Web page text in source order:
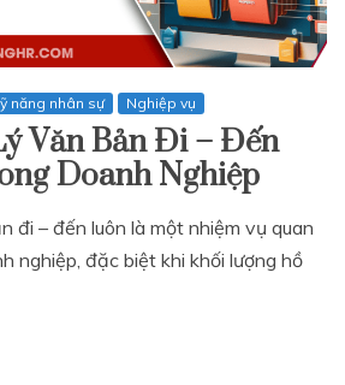
năng nhân sự Nghiệp vụ
Văn Bản Đi – Đến
Doanh Nghiệp
đi – đến luôn là một nhiệm vụ quan
nghiệp, đặc biệt khi khối lượng hồ